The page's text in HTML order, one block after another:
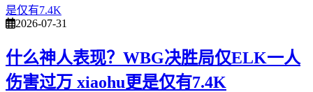
2026-07-31
什么神人表现？WBG决胜局仅ELK一人
伤害过万 xiaohu更是仅有7.4K